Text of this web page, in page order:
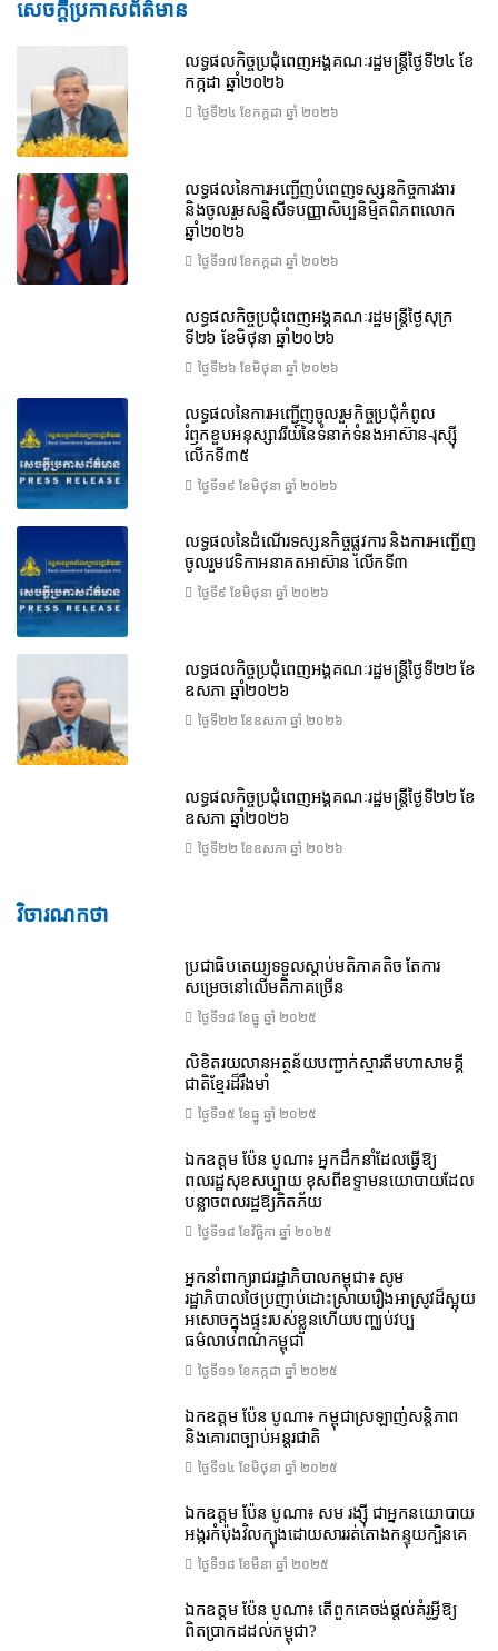
សេចក្តីប្រកាសព័ត៌មាន
លទ្ធផលកិច្ចប្រជុំពេញអង្គគណៈរដ្ឋមន្រ្តីថ្ងៃទី២៤ ខែ
កក្កដា ឆ្នាំ២០២៦
ថ្ងៃទី២៤ ខែ​កក្កដា ឆ្នាំ ២០២៦
លទ្ធផលនៃការអញ្ជើញបំពេញទស្សនកិច្ចការងារ
និងចូលរួមសន្និសីទបញ្ញាសិប្បនិម្មិតពិភពលោក
ឆ្នាំ២០២៦
ថ្ងៃទី១៧ ខែ​កក្កដា ឆ្នាំ ២០២៦
លទ្ធផលកិច្ចប្រជុំពេញអង្គគណៈរដ្ឋមន្រ្តីថ្ងៃសុក្រ
ទី២៦ ខែមិថុនា ឆ្នាំ២០២៦
ថ្ងៃទី២៦ ខែ​មិថុនា ឆ្នាំ ២០២៦
លទ្ធផលនៃការអញ្ជើញចូលរួមកិច្ចប្រជុំកំពូល
រំឭកខួបអនុស្សាវរីយ៍នៃទំនាក់ទំនងអាស៊ាន-រុស្ស៊ី
លើកទី៣៥
ថ្ងៃទី១៩ ខែ​មិថុនា ឆ្នាំ ២០២៦
លទ្ធផលនៃដំណើរទស្សនកិច្ចផ្លូវការ និងការអញ្ជើញ
ចូលរួមវេទិកាអនាគតអាស៊ាន លើកទី៣
ថ្ងៃទី៩ ខែ​មិថុនា ឆ្នាំ ២០២៦
លទ្ធផលកិច្ចប្រជុំពេញអង្គគណៈរដ្ឋមន្ត្រីថ្ងៃទី២២ ខែ
ឧសភា ឆ្នាំ២០២៦
ថ្ងៃទី២២ ខែ​ឧសភា ឆ្នាំ ២០២៦
លទ្ធផលកិច្ចប្រជុំពេញអង្គគណៈរដ្ឋមន្រ្តីថ្ងៃទី២២ ខែ
ឧសភា ឆ្នាំ២០២៦
ថ្ងៃទី២២ ខែ​ឧសភា ឆ្នាំ ២០២៦
វិចារណកថា
ប្រជាធិបតេយ្យទទួលស្តាប់មតិភាគតិច តែការ
សម្រេចនៅលើមតិភាគច្រើន
ថ្ងៃទី១៨ ខែ​ធ្នូ ឆ្នាំ ២០២៥
លិខិតរយលានអត្ថន័យបញ្ជាក់ស្មារតីមហាសាមគ្គី
ជាតិខ្មែរដ៏រឹងមាំ
ថ្ងៃទី១៥ ខែ​ធ្នូ ឆ្នាំ ២០២៥
ឯកឧត្តម ប៉ែន បូណា៖ អ្នកដឹកនាំដែលធ្វើឱ្យ
ពលរដ្ឋសុខសប្បាយ ខុសពីឧទ្ទាមនយោបាយដែល
បន្លាចពលរដ្ឋឱ្យភិតភ័យ
ថ្ងៃទី១៨ ខែ​វិច្ឆិកា ឆ្នាំ ២០២៥
អ្នកនាំពាក្យរាជរដ្ឋាភិបាលកម្ពុជា៖ សូម
រដ្ឋាភិបាលថៃប្រញាប់ដោះស្រាយរឿងអាស្រូវដ៏ស្អុយ
អសោចក្នុងផ្ទះរបស់ខ្លួនហើយបញ្ឈប់វប្ប
ធម៌លាបពណ៌កម្ពុជា
ថ្ងៃទី១១ ខែ​កក្កដា ឆ្នាំ ២០២៥
ឯកឧត្តម ប៉ែន បូណា៖ កម្ពុជាស្រឡាញ់សន្តិភាព
និងគោរពច្បាប់អន្តរជាតិ
ថ្ងៃទី១៤ ខែ​មិថុនា ឆ្នាំ ២០២៥
ឯកឧត្តម ប៉ែន បូណា៖ សម រង្ស៊ី ជាអ្នកនយោបាយ
អង្ករកំប៉ុងវិលក្បុងដោយសាររត់តោងកន្ទុយក្បិនគេ
ថ្ងៃទី១៨ ខែ​មីនា ឆ្នាំ ២០២៥
ឯកឧត្តម ប៉ែន បូណា៖ តើពួកគេចង់ផ្តល់គំរូអ្វីឱ្យ
ពិតប្រាកដដល់កម្ពុជា?